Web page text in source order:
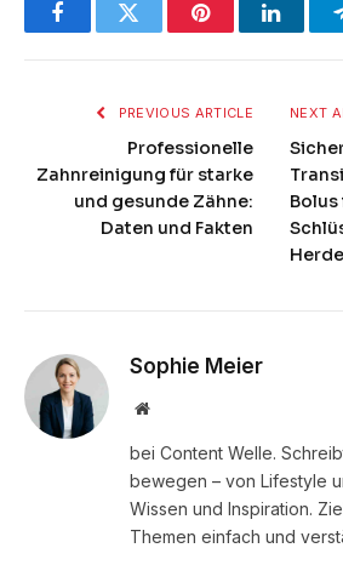
FacebookTwitter Pinterest
PREVIOUS ARTICLE
Professionelle
Zahnreinigung für starke
und gesunde Zähne:
Daten und Fakten
NEXT
Bolus
Sophie Meier
Website
bei Content Welle.
bewegen – von Lifestyle
Wissen und Inspiration.
Themen einfach und